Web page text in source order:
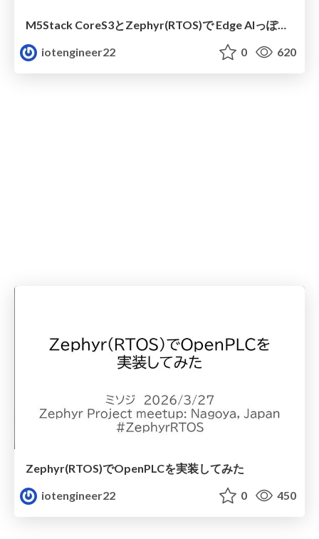
M5Stack CoreS3とZephyr(RTOS)で Edge AIっぽいことしてみた
iotengineer22
0 620
Zephyr(RTOS)でOpenPLCを実装してみた
iotengineer22
0 450